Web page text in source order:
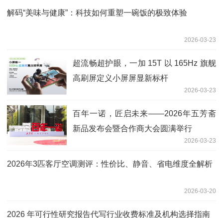
解码“美味与健康”：科技如何重塑一碗饭的极致体验
2026-03-23
超流畅超护眼，一加 15T 以 165Hz 旗舰
高刷屏定义小屏屏显新标杆
2026-03-23
百年一诺，匠启未来——2026年五芳斋
新品发布会暨合作商大会圆满举行
2026-03-23
2026年3匹客厅空调测评：性价比、静音、省电维度全解析
2026-03-20
2026 年可行性研究报告代写行业收费标准及机构选择指南